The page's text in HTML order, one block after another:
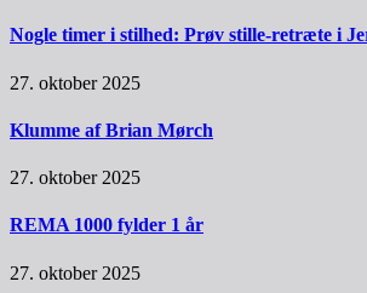
Nogle timer i stilhed: Prøv stille-retræte i
27. oktober 2025
Klumme af Brian Mørch
27. oktober 2025
REMA 1000 fylder 1 år
27. oktober 2025